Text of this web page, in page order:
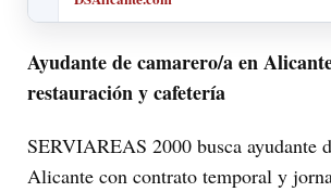
Ayudante de camarero/a en
restauración y cafetería
SERVIAREAS 2000 busca ayudante
Alicante con contrato temporal y